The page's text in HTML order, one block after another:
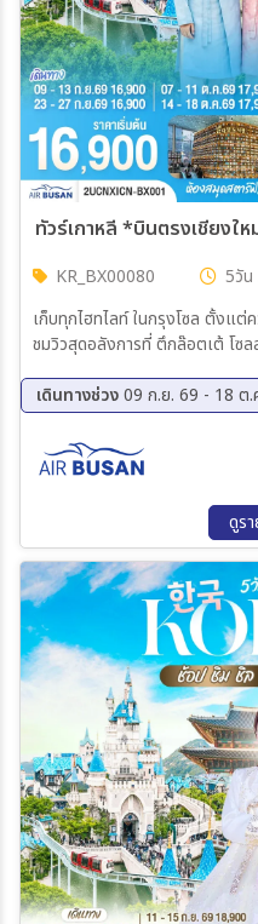
KR_BX00080 5วั
เก็บทุกไฮทไลท์ ในกรุงโซล ตั้งแต่
ชมวิวสุดอลังการที่ ตึกล๊อตเต้ โ
สัตว์น้ำ ล๊อตเต้อควาเรียม เช็กอิ
ตาร์ฟิล โคเอกมอลล์ เดินเล่นย่า
ซัมเมอร์เซล สุดฟิน ย่านเมียงดง *** อาหาร 6 มื้อ *** ฟรีประกันการ
เดินทาง
เดินทางช่วง09 ก.ย. 69 - 18 ต.
07 ต.ค. 69 - 11 ต.ค. 69
ดูร